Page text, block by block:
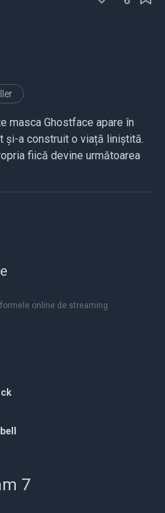
masca Ghostface apare în
și-a construit o viață liniștită.
fiică devine următoarea
online de streaming.
7